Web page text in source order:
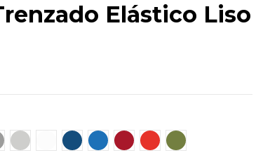
Elástico Liso
Gris Perla Blanco Marino Azul BurdeosRojo Caqui